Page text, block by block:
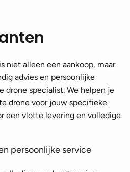
niet alleen een aankoop, maar
advies en persoonlijke
drone specialist. We helpen je
drone voor jouw specifieke
een vlotte levering en volledige
persoonlijke service